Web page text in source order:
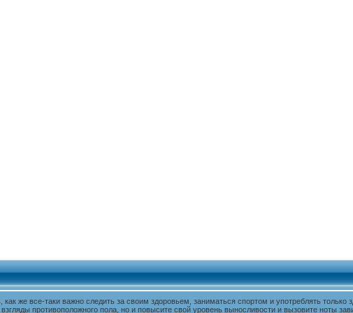
же все-таки важно следить за своим здоровьем, заниматься спортом и употреблять
противоположного пола, но и повысите свой уровень выносливости и вызовите